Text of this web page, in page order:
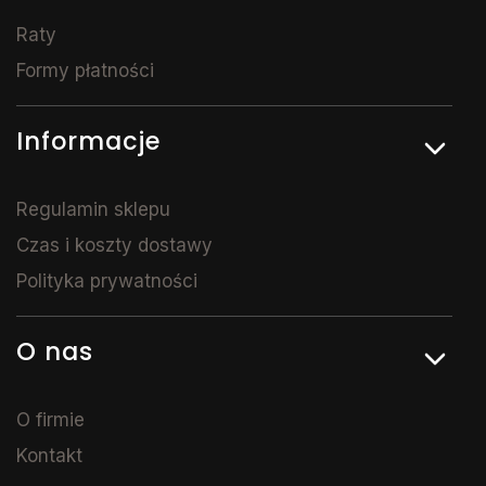
Raty
Formy płatności
Informacje
Regulamin sklepu
Czas i koszty dostawy
Polityka prywatności
O nas
O firmie
Kontakt